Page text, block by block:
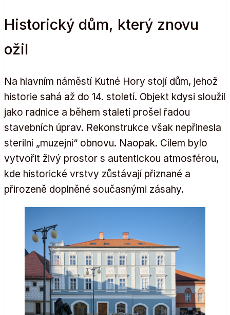
Historický dům, který znovu
ožil
Na hlavním náměstí Kutné Hory stojí dům, jehož
historie sahá až do 14. století. Objekt kdysi sloužil
jako radnice a během staletí prošel řadou
stavebních úprav. Rekonstrukce však nepřinesla
sterilní „muzejní“ obnovu. Naopak. Cílem bylo
vytvořit živý prostor s autentickou atmosférou,
kde historické vrstvy zůstávají přiznané a
přirozeně doplněné současnými zásahy.